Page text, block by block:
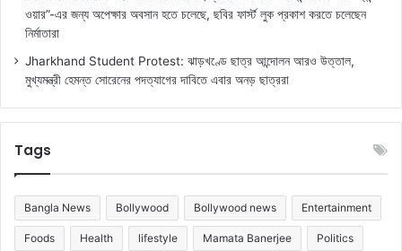
ওয়ার”-এর জন্য অপেক্ষার অবসান হতে চলেছে, ছবির ফার্স্ট লুক প্রকাশ করতে চলেছেন
নির্মাতারা
Jharkhand Student Protest: ঝাড়খণ্ডে ছাত্র আন্দোলন আরও উত্তাল,
মুখ্যমন্ত্রী হেমন্ত সোরেনের পদত্যাগের দাবিতে এবার অনড় ছাত্ররা
Tags
Bangla News Bollywood Bollywood news Entertainment
Foods Health lifestyle Mamata Banerjee Politics